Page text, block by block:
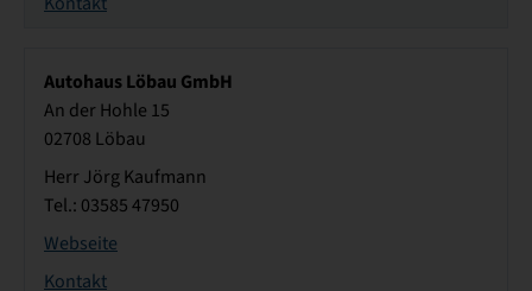
Autohaus Löbau GmbH
An der Hohle 15
02708 Löbau
Herr Jörg Kaufmann
Tel.: 03585 47950
Webseite
Kontakt